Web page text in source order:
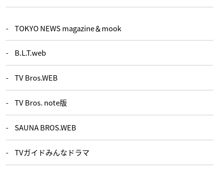
TOKYO NEWS magazine＆mook
B.L.T.web
TV Bros.WEB
TV Bros. note版
SAUNA BROS.WEB
TVガイドみんなドラマ